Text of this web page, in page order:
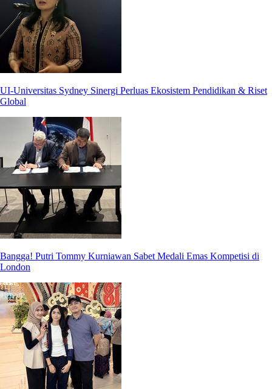
UI-Universitas Sydney Sinergi Perluas Ekosistem Pendidikan & Riset
Global
Bangga! Putri Tommy Kurniawan Sabet Medali Emas Kompetisi di
London